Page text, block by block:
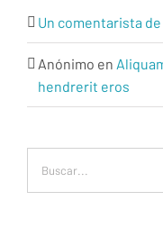
Un comentarista
Anónimo en
hendrerit eros